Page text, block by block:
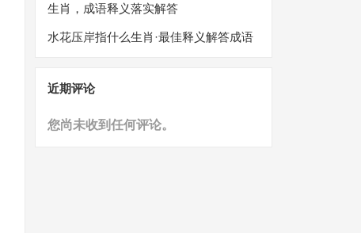
生肖，成语释义落实解答
水花压岸指什么生肖·最佳释义解答成语
近期评论
您尚未收到任何评论。